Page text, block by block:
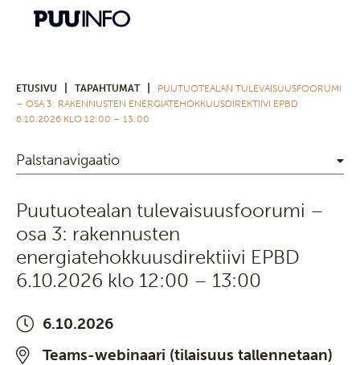
ETUSIVU TAPAHTUMAT
PUUTUOTEALAN TULEVAISUUSFOORUMI
– OSA 3: RAKENNUSTEN ENERGIATEHOKKUUSDIREKTIIVI EPBD
6.10.2026 KLO 12:00 – 13:00
Palstanavigaatio
Puutuotealan tulevaisuusfoorumi –
osa 3: rakennusten
energiatehokkuusdirektiivi EPBD
6.10.2026 klo 12:00 – 13:00
6.10.2026
Teams-webinaari (tilaisuus tallennetaan)